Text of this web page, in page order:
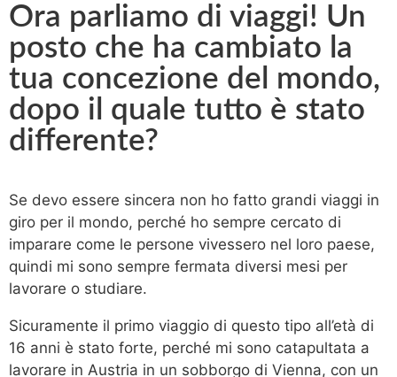
Ora parliamo di viaggi! Un
posto che ha cambiato la
tua concezione del mondo,
dopo il quale tutto è stato
differente?​
Se devo essere sincera non ho fatto grandi viaggi in
giro per il mondo, perché ho sempre cercato di
imparare come le persone vivessero nel loro paese,
quindi mi sono sempre fermata diversi mesi per
lavorare o studiare.
Sicuramente il primo viaggio di questo tipo all’età di
16 anni è stato forte, perché mi sono catapultata a
lavorare in Austria in un sobborgo di Vienna, con un